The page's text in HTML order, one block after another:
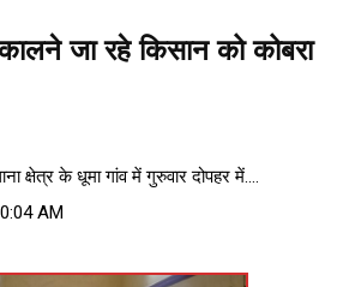
जा रहे किसान को कोबरा
क्षेत्र के धूमा गांव में गुरुवार दोपहर में....
AM